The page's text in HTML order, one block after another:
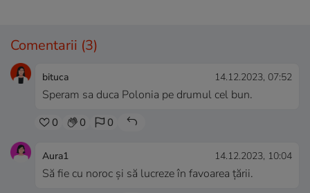
Comentarii (3)
bituca 14.12.2023, 07:52
Speram sa duca Polonia pe drumul cel bun.
0 0 0
Aura1 14.12.2023, 10:04
Să fie cu noroc și să lucreze în favoarea țării.